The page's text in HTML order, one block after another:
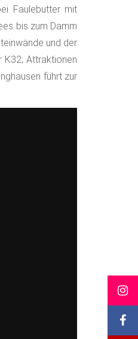
Faulebutter mit
bis zum Damm
und der
K32; Attraktionen
führt zur